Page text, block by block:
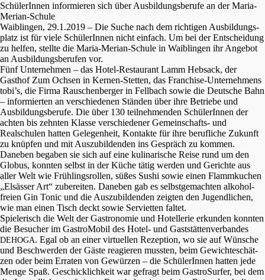
Schüle­rIn­nen infor­mie­ren sich über Ausbil­dungs­be­ru­fe an der Maria-
Merian-Schule
Waiblin­gen, 29.1.2019 – Die Suche nach dem richti­gen Ausbil­dungs­
platz ist für viele Schüle­rIn­nen nicht einfach. Um bei der Entschei­dung
zu helfen, stell­te die Maria-Merian-Schule in Waiblin­gen ihr Angebot
an Ausbil­dungs­be­ru­fen vor.
Fünf Unter­neh­men – das Hotel-Restau­rant Lamm Hebsack, der
Gasthof Zum Ochsen in Kernen-Stetten, das Franchise-Unter­neh­mens
tobi’s, die Firma Rauschen­ber­ger in Fellbach sowie die Deutsche Bahn
– infor­mier­ten an verschie­de­nen Ständen über ihre Betrie­be und
Ausbil­dungs­be­ru­fe. Die über 130 teilneh­men­den Schüle­rIn­nen der
achten bis zehnten Klasse verschie­de­ner Gemein­schafts- und
Realschu­len hatten Gelegen­heit, Kontak­te für ihre beruf­li­che Zukunft
zu knüpfen und mit Auszu­bil­den­den ins Gespräch zu kommen.
Daneben begaben sie sich auf eine kulina­ri­sche Reise rund um den
Globus, konnten selbst in der Küche tätig werden und Gerich­te aus
aller Welt wie Frühlings­rol­len, süßes Sushi sowie einen Flamm­ku­chen
„Elsäs­ser Art“ zuberei­ten. Daneben gab es selbst­ge­mach­ten alkohol­
frei­en Gin Tonic und die Auszu­bil­den­den zeigten den Jugend­li­chen,
wie man einen Tisch deckt sowie Servi­et­ten faltet.
Spiele­risch die Welt der Gastro­no­mie und Hotel­le­rie erkun­den konnten
die Besucher im Gastro­Mo­bil des Hotel- und Gaststät­ten­ver­ban­des
DEHOGA. Egal ob an einer virtu­el­len Rezep­ti­on, wo sie auf Wünsche
und Beschwer­den der Gäste reagie­ren mussten, beim Gewich­te­schät­
zen oder beim Erraten von Gewür­zen – die Schüle­rIn­nen hatten jede
Menge Spaß. Geschick­lich­keit war gefragt beim Gastro­Sur­fer, bei dem